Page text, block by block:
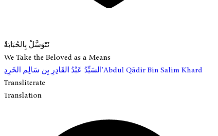
نَتَوَسَّلْ بِالحُبَابَةْ
We Take the Beloved as a Means
السَيِّدُ عَبْدُ القَادِرِ بِن سَالِم الخَرِدِ'Abdul Qādir Bin Salim Khard
Transliterate
Translation